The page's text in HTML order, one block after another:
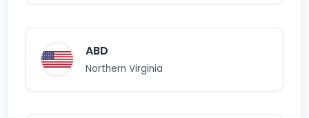
ABD
Northern Virginia